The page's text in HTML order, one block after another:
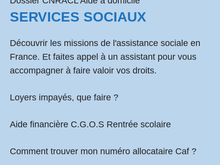
SERVICES SOCIAUX
Découvrir les missions de l'assistance sociale en
France. Et faites appel à un assistant pour vous
accompagner à faire valoir vos droits.
Loyers impayés, que faire ?
Aide financière C.G.O.S Rentrée scolaire
Comment trouver mon numéro allocataire Caf ?